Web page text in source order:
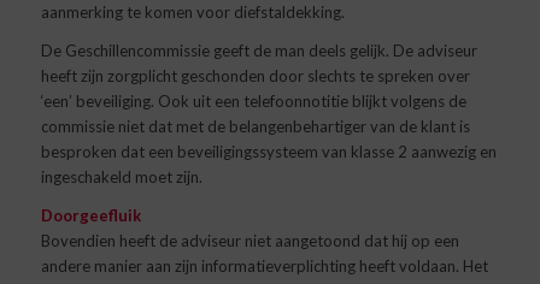
aanmerking te komen voor diefstaldekking.
De Geschillencommissie geeft de man deels gelijk. De adviseur
heeft zijn zorgplicht geschonden door slechts te spreken over
‘een’ beveiliging. Ook uit een telefoonnotitie blijkt volgens de
commissie niet dat met de belangenbehartiger van de klant is
besproken dat een beveiligingssysteem van klasse 2 aanwezig en
ingeschakeld moet zijn.
Doorgeefluik
Bovendien heeft de adviseur niet aangetoond dat hij op een
andere manier aan zijn informatieverplichting heeft voldaan. Het